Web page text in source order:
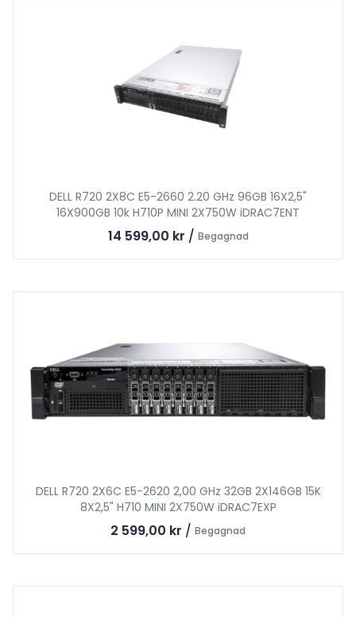
DELL R720 2X8C E5-2660 2.20 GHz 96GB 16X2,5"
16X900GB 10k H710P MINI 2X750W iDRAC7ENT
14 599,00 kr / Begagnad
DELL R720 2X6C E5-2620 2,00 GHz 32GB 2X146GB 15K
8X2,5" H710 MINI 2X750W iDRAC7EXP
2 599,00 kr / Begagnad